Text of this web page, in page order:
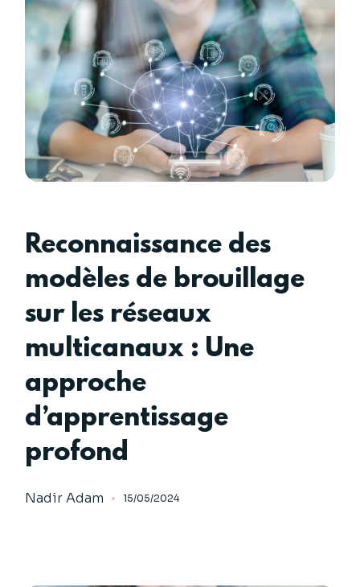
Reconnaissance des
modèles de brouillage
sur les réseaux
multicanaux : Une
approche
d’apprentissage
profond
Nadir Adam 15/05/2024